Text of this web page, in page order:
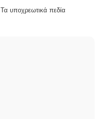
Τα υποχρεωτικά πεδία